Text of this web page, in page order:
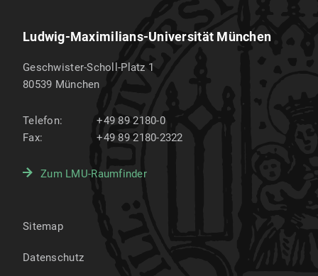
Ludwig-Maximilians-Universität München
Geschwister-Scholl-Platz 1
80539 München
Telefon:
+49 89 2180-0
Fax:
+49 89 2180-2322
Zum LMU-Raumfinder
Sitemap
Datenschutz